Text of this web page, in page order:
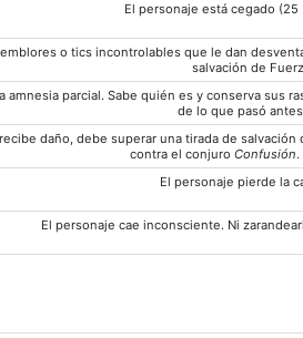
El personaje está cegado (25
o tics incontrolables que le dan
salvación de
amnesia parcial. Sabe quién es y conserva sus
de lo que pasó
daño, debe superar una tirada de
contra el conjuro Confusión
El personaje pierde la
El personaje cae inconsciente. Ni